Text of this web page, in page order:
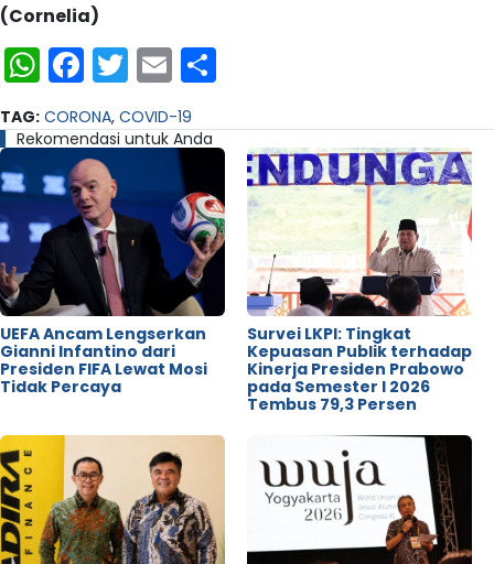
(Cornelia)
WhatsApp
Facebook
Twitter
Email
TAG: CORONA, COVID-19
Rekomendasi untuk Anda
UEFA Ancam Lengserkan
Gianni Infantino dari
Presiden FIFA Lewat Mosi
Tidak Percaya
Survei LKPI: Tingkat
Kepuasan Publik terhadap
Kinerja Presiden Prabowo
pada Semester I 2026
Tembus 79,3 Persen